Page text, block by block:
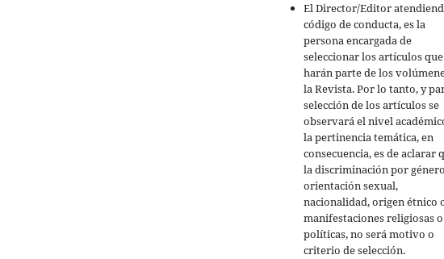
El Director/Editor
código de conducta, es la
persona encargada de
seleccionar los artículos que
harán parte de los
la Revista. Por lo tanto, y
selección de los artículos se
observará el nivel
la pertinencia temática, en
consecuencia, es de aclarar
la discriminación por
orientación sexual,
nacionalidad, origen étnico
manifestaciones religiosas o
políticas, no será motivo o
criterio de selección.